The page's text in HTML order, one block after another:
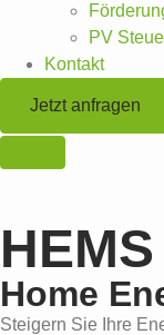
PV
Kontakt
Jetzt anfragen
HEMS
Home
Steigern Sie Ihre